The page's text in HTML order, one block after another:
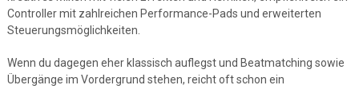
Controller mit zahlreichen Performance-Pads und erweiterten
Steuerungsmöglichkeiten.
Wenn du dagegen eher klassisch auflegst und Beatmatching sowie
Übergänge im Vordergrund stehen, reicht oft schon ein